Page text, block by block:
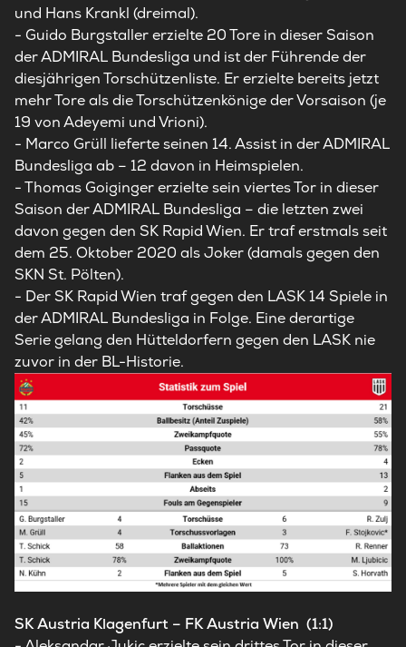
und Hans Krankl (dreimal).
- Guido Burgstaller erzielte 20 Tore in dieser Saison
der ADMIRAL Bundesliga und ist der Führende der
diesjährigen Torschützenliste. Er erzielte bereits jetzt
mehr Tore als die Torschützenkönige der Vorsaison (je
19 von Adeyemi und Vrioni).
- Marco Grüll lieferte seinen 14. Assist in der ADMIRAL
Bundesliga ab – 12 davon in Heimspielen.
- Thomas Goiginger erzielte sein viertes Tor in dieser
Saison der ADMIRAL Bundesliga – die letzten zwei
davon gegen den SK Rapid Wien. Er traf erstmals seit
dem 25. Oktober 2020 als Joker (damals gegen den
SKN St. Pölten).
- Der SK Rapid Wien traf gegen den LASK 14 Spiele in
der ADMIRAL Bundesliga in Folge. Eine derartige
Serie gelang den Hütteldorfern gegen den LASK nie
zuvor in der BL-Historie.
SK Austria Klagenfurt – FK Austria Wien (1:1)